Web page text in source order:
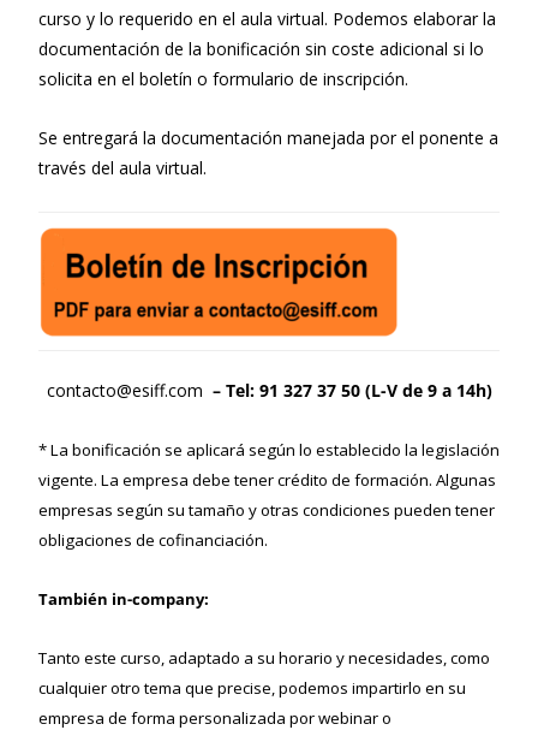
curso y lo requerido en el aula virtual. Podemos elaborar la
documentación de la bonificación sin coste adicional si lo
solicita en el boletín o formulario de inscripción.
Se entregará la documentación manejada por el ponente a
través del aula virtual.
contacto@esiff.com – Tel: 91 327 37 50 (L-V de 9 a 14h)
* La bonificación se aplicará según lo establecido la legislación
vigente. La empresa debe tener crédito de formación. Algunas
empresas según su tamaño y otras condiciones pueden tener
obligaciones de cofinanciación.
También in-company:
Tanto este curso, adaptado a su horario y necesidades, como
cualquier otro tema que precise, podemos impartirlo en su
empresa de forma personalizada por webinar o